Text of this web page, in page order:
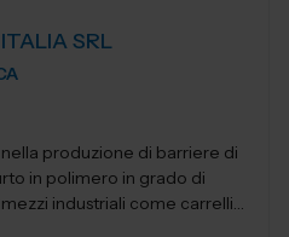
SRL
produzione di barriere di
in polimero in grado di
industriali come carrelli